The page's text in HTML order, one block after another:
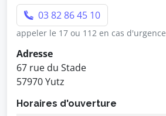
03 82 86 45 10
appeler le 17 ou 112 en cas d'urgence
Adresse
67 rue du Stade
57970 Yutz
Horaires d'ouverture